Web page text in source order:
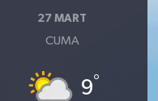
27 MART
CUMA
9°